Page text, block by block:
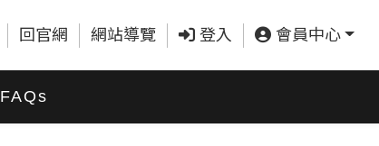
回官網 網站導覽 登入 會員中心
FAQs